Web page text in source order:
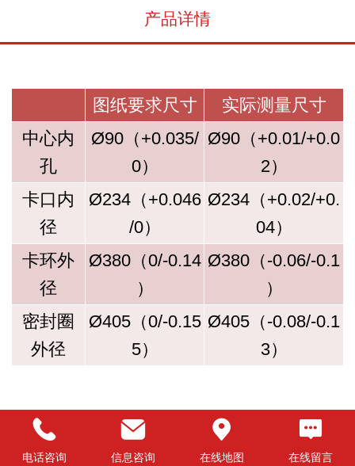
产品详情
图纸要求尺寸
实际测量尺寸
中心内
孔
Ø90（+0.035/
0）
Ø90（+0.01/+0.0
2）
卡口内
径
Ø234（+0.046
/0）
Ø234（+0.02/+0.
04）
卡环外
径
Ø380（0/-0.14
）
Ø380（-0.06/-0.1
）
密封圈
外径
Ø405（0/-0.15
5）
Ø405（-0.08/-0.1
3）
电话咨询 信息咨询 在线地图 在线留言